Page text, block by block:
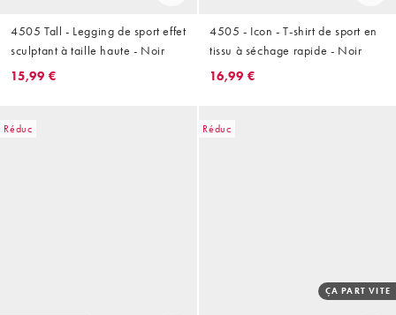
4505 Tall - Legging de sport effet
sculptant à taille haute - Noir
15,99 €
4505 - Icon - T-shirt de sport en
tissu à séchage rapide - Noir
16,99 €
Réduc Réduc
ÇA PART VITE